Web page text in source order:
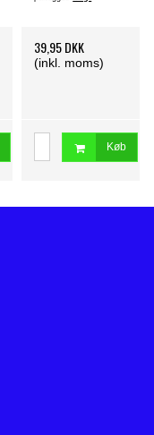
39,95 DKK
(inkl. moms)
Køb